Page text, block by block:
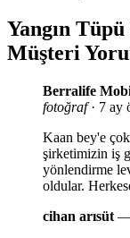
Yangın
Müşteri
Berralife
fotoğraf· 7 ay
Kaan bey'e
şirketimizin iş
yönlendirme
oldular.
cihan arısüt